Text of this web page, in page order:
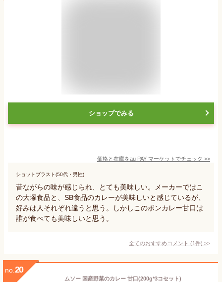
ショップでみる
価格と在庫をau PAY マーケット でチェック >>
ショットブラスト(50代・男性)
昔ながらの味が感じられ、とても美味しい。メーカーではこ
の大塚食品と、SB食品のカレーが美味しいと感じているが、
好みは人それぞれ違うと思う。しかしこのボンカレー甘口は
誰が食べても美味しいと思う。
全てのおすすめコメント (1件) >
no. 20
ムソー 国産野菜のカレー 甘口(200g*3コセット)